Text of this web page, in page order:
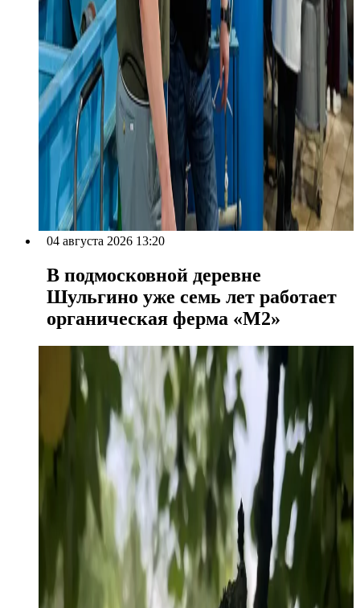
04 августа 2026 13:20
В подмосковной деревне
Шульгино уже семь лет работает
органическая ферма «М2»